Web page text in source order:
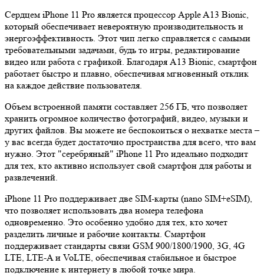
Сердцем iPhone 11 Pro является процессор Apple A13 Bionic,
который обеспечивает невероятную производительность и
энергоэффективность. Этот чип легко справляется с самыми
требовательными задачами, будь то игры, редактирование
видео или работа с графикой. Благодаря A13 Bionic, смартфон
работает быстро и плавно, обеспечивая мгновенный отклик
на каждое действие пользователя.
Объем встроенной памяти составляет 256 ГБ, что позволяет
хранить огромное количество фотографий, видео, музыки и
других файлов. Вы можете не беспокоиться о нехватке места –
у вас всегда будет достаточно пространства для всего, что вам
нужно. Этот "серебряный" iPhone 11 Pro идеально подходит
для тех, кто активно использует свой смартфон для работы и
развлечений.
iPhone 11 Pro поддерживает две SIM-карты (nano SIM+eSIM),
что позволяет использовать два номера телефона
одновременно. Это особенно удобно для тех, кто хочет
разделить личные и рабочие контакты. Смартфон
поддерживает стандарты связи GSM 900/1800/1900, 3G, 4G
LTE, LTE-A и VoLTE, обеспечивая стабильное и быстрое
подключение к интернету в любой точке мира.